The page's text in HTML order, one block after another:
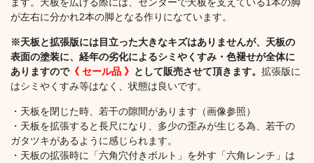
が左右に分かれ2本の脚となる作りになています。
※天板と拡張版には目立った大きなキズはありませんが、天板の
表面の塗装に、経年の劣化によるシミやくすみ・色褪せが全体に
ありますので《 セール品 》 として販売させて頂きます。 拡張版に
はシミやくすみ等はなく、状態は良いです。
・天板を閉じた時、若干の隙間があります（画像参照）
・天板を拡張すると長尺になり、多少の歪みが生じる為、若干の
ガタツキがあるように感じられます。
・天板の拡張時に「六角穴付きボルト」を外す「六角レンチ」は